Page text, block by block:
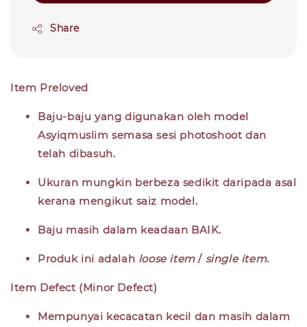
Share
Item Preloved
Baju-baju yang digunakan oleh model
Asyiqmuslim semasa sesi photoshoot dan
telah dibasuh.
Ukuran mungkin berbeza sedikit daripada asal
kerana mengikut saiz model.
Baju masih dalam keadaan BAIK.
Produk ini adalah loose item/ single item.
Item Defect (Minor Defect)
Mempunyai kecacatan kecil dan masih dalam